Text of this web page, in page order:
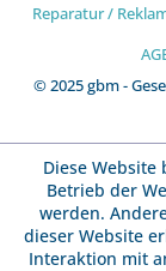
Reparatur /
© 2025 gbm -
Diese
Betrieb der
werden.
dieser Website
Interaktion mit